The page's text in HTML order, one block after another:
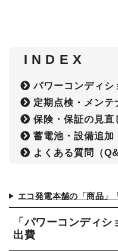
I N D E X
パワーコンディシ
定期点検・メンテ
保険・保証の見直
蓄電池・設備追加
よくある質問（
エコ発電本舗の「商品」
「パワーコンディ
出費